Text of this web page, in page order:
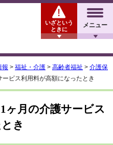
メニュー
いざという
ときに
報 > 福祉・介護 > 高齢者福祉 > 介護保
ビス利用料が高額になったとき
月の介護サービス
き